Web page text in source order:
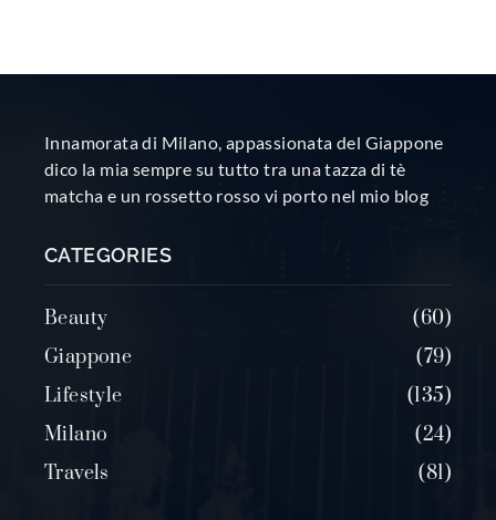
Innamorata di Milano, appassionata del Giappone
dico la mia sempre su tutto tra una tazza di tè
matcha e un rossetto rosso vi porto nel mio blog
CATEGORIES
Beauty
60
Giappone
79
Lifestyle
135
Milano
24
Travels
81